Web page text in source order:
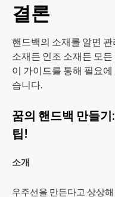
결론
핸드백의 소재를 알면
소재든 인조 소재든 모
이 가이드를 통해 필요
습니다.
꿈의 핸드백 만들
팁!
소개
우주선을 만든다고 상상